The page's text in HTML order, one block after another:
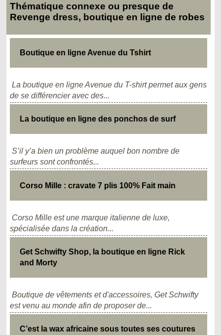
Thématique connexe ou presque de
Revenge dress, boutique en ligne de robes
Boutique en ligne Avenue du Tshirt
La boutique en ligne Avenue du T-shirt permet aux gens
de se différencier avec des...
La boutique en ligne des ponchos de surf
S’il y’a bien un problème auquel bon nombre de
surfeurs sont confrontés...
Corso Mille : cravate 7 plis 100% Fait main
Corso Mille est une marque italienne de luxe,
spécialisée dans la création...
Get Schwifty Shop, la boutique en ligne Rick
and Morty
Boutique de vêtements et d'accessoires, Get Schwifty
est venu au monde afin de proposer de...
C’est la wax africaine sous toutes ses coutures